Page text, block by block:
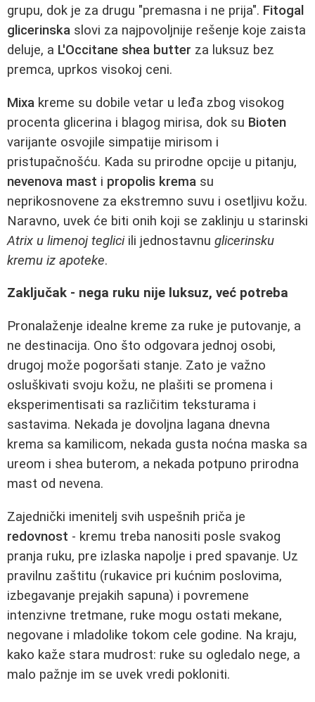
grupu, dok je za drugu "premasna i ne prija". Fitogal
glicerinska slovi za najpovoljnije rešenje koje zaista
deluje, a L'Occitane shea butter za luksuz bez
premca, uprkos visokoj ceni.
Mixa kreme su dobile vetar u leđa zbog visokog
procenta glicerina i blagog mirisa, dok su Bioten
varijante osvojile simpatije mirisom i
pristupačnošću. Kada su prirodne opcije u pitanju,
nevenova mast i propolis krema su
neprikosnovene za ekstremno suvu i osetljivu kožu.
Naravno, uvek će biti onih koji se zaklinju u starinski
Atrix u limenoj tegliciili jednostavnu glicerinsku
kremu iz apoteke.
Zaključak - nega ruku nije luksuz, već potreba
Pronalaženje idealne kreme za ruke je putovanje, a
ne destinacija. Ono što odgovara jednoj osobi,
drugoj može pogoršati stanje. Zato je važno
osluškivati svoju kožu, ne plašiti se promena i
eksperimentisati sa različitim teksturama i
sastavima. Nekada je dovoljna lagana dnevna
krema sa kamilicom, nekada gusta noćna maska sa
ureom i shea buterom, a nekada potpuno prirodna
mast od nevena.
Zajednički imenitelj svih uspešnih priča je
redovnost - kremu treba nanositi posle svakog
pranja ruku, pre izlaska napolje i pred spavanje. Uz
pravilnu zaštitu (rukavice pri kućnim poslovima,
izbegavanje prejakih sapuna) i povremene
intenzivne tretmane, ruke mogu ostati mekane,
negovane i mladolike tokom cele godine. Na kraju,
kako kaže stara mudrost: ruke su ogledalo nege, a
malo pažnje im se uvek vredi pokloniti.